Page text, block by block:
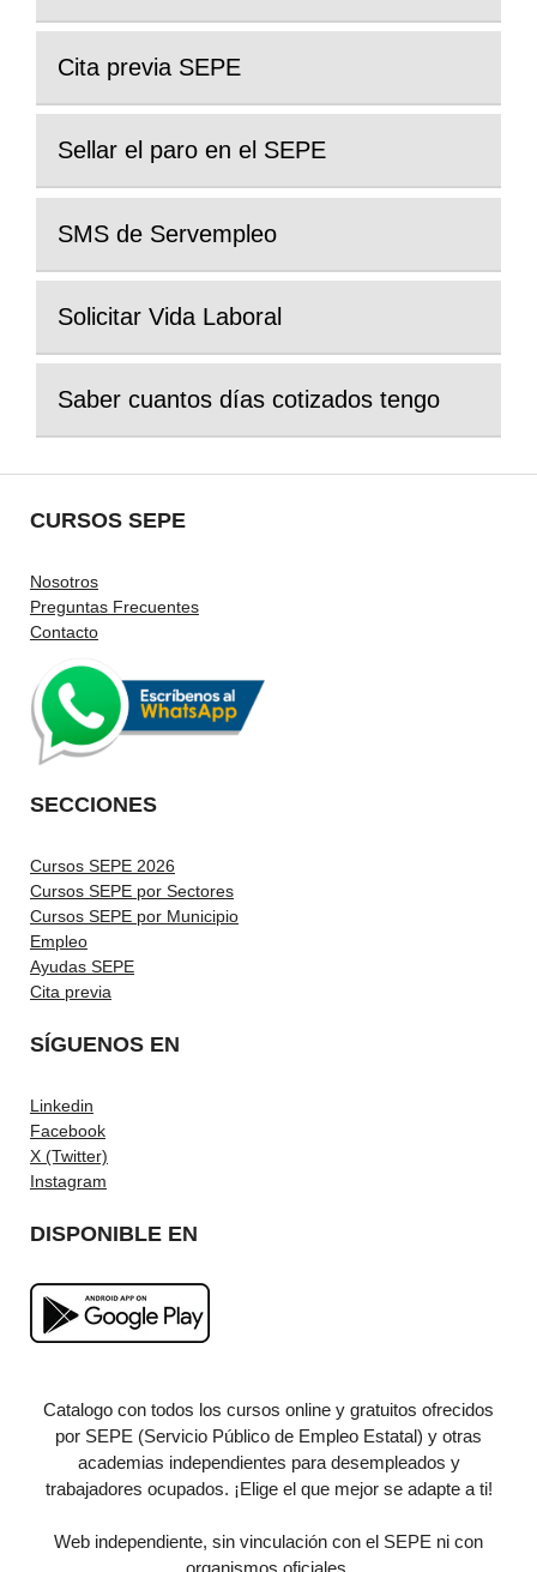
Cita previa SEPE
Sellar el paro en el SEPE
SMS de Servempleo
Solicitar Vida Laboral
Saber cuantos días cotizados tengo
CURSOS SEPE
Nosotros
Preguntas Frecuentes
Contacto
SECCIONES
Cursos SEPE 2026
Cursos SEPE por Sectores
Cursos SEPE por Municipio
Empleo
Ayudas SEPE
Cita previa
SÍGUENOS EN
Linkedin
Facebook
X (Twitter)
Instagram
DISPONIBLE EN
Catalogo con todos los cursos online y gratuitos ofrecidos
por SEPE (Servicio Público de Empleo Estatal) y otras
academias independientes para desempleados y
trabajadores ocupados. ¡Elige el que mejor se adapte a ti!
Web independiente, sin vinculación con el SEPE ni con
organismos oficiales.